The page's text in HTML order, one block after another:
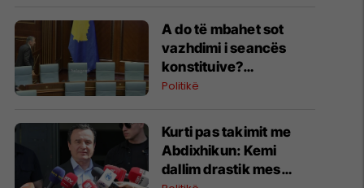
japin detajet
A do të mbahet sot
vazhdimi i seancës
konstituive?
Deklarohet Kurti
Politikë
Kurti pas takimit me
Abdixhikun: Kemi
dallim drastik mes